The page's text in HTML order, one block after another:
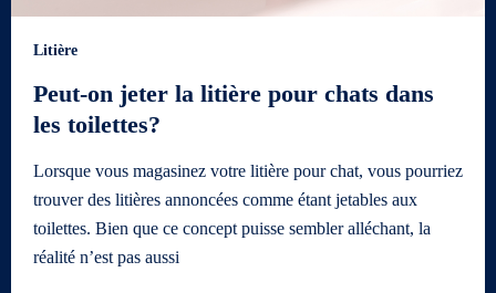
Litière
Peut-on jeter la litière pour chats dans
les toilettes?
Lorsque vous magasinez votre litière pour chat, vous pourriez
trouver des litières annoncées comme étant jetables aux
toilettes. Bien que ce concept puisse sembler alléchant, la
réalité n’est pas aussi